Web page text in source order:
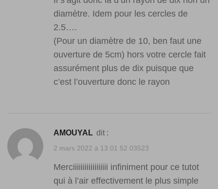
diamètre. Idem pour les cercles de
2.5….
(Pour un diamètre de 10, ben faut une
ouverture de 5cm) hors votre cercle fait
assurément plus de dix puisque que
c’est l’ouverture donc le rayon
AMOUYAL dit :
2 mars 2022 à 13 01 52 03523
Merciiiiiiiiiiiiiiiiii infiniment pour ce tutot
qui à l’air effectivement le plus simple